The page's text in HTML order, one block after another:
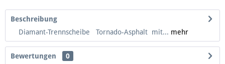
Beschreibung
Diamant-Trennscheibe Tornado-Asphalt mit... mehr
Bewertungen
0